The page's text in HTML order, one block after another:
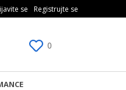
se Registrujte se
0